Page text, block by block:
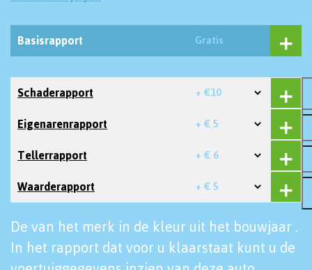
Basisrapport Gratis
Schaderapport + €10
Eigenarenrapport + € 5
Tellerrapport + € 6
Waarderapport + € 5
De van het merk in de kleur uit het bouwjaar .
In het rapport dat voor u klaarstaat kunt u de